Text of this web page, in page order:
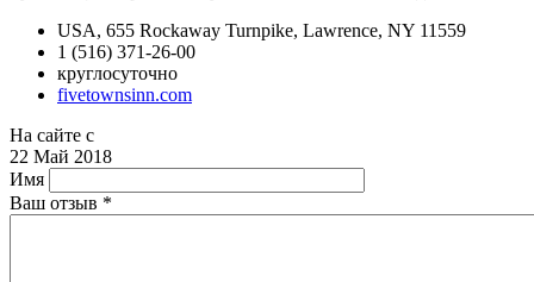
USA, 655 Rockaway Turnpike, Lawrence, NY 11559
1 (516) 371-26-00
круглосуточно
fivetownsinn.com
На сайте с
22 Май 2018
Имя
Ваш отзыв *